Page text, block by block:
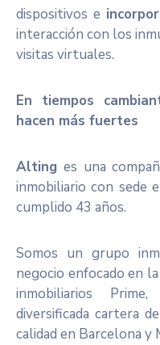
dispositivos e
interacción con los
visitas virtuales.
En tiempos
hacen más fuertes
Alting es una
inmobiliario con sede
cumplido 43 años.
Somos un grupo
negocio enfocado en
inmobiliarios
diversificada cartera
calidad en Barcelona y